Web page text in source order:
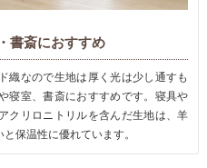
書斎におすすめ
織なので生地は厚く光は少し通すも
寝室、書斎におすすめです。寝具や
クリロニトリルを含んだ生地は、羊
保温性に優れています。